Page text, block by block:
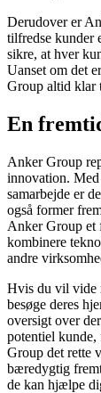
Derudover er
tilfredse kunder
sikre, at hver
Uanset om det
Group altid klar
En
Anker Group
innovation.
samarbejde er
også former
Anker Group et
kombinere
andre
Hvis du vil vide
besøge deres
oversigt over
potentiel
Group det rette
bæredygtig
de kan hjælpe